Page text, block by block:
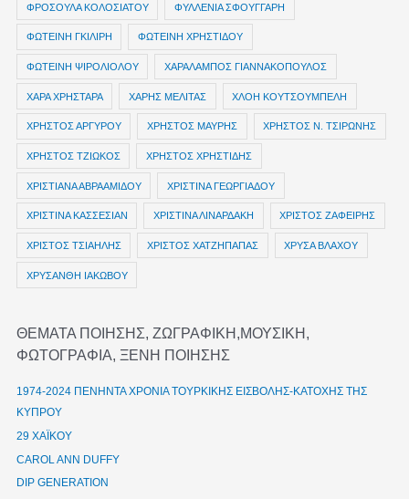
ΦΡΟΣΟΥΛΑ ΚΟΛΟΣΙΑΤΟΥ ΦΥΛΛΕΝΙΑ ΣΦΟΥΓΓΑΡΗ
ΦΩΤΕΙΝΗ ΓΚΙΛΙΡΗ ΦΩΤΕΙΝΗ ΧΡΗΣΤΙΔΟΥ
ΦΩΤΕΙΝΗ ΨΙΡΟΛΙΟΛΟΥ ΧΑΡΑΛΑΜΠΟΣ ΓΙΑΝΝΑΚΟΠΟΥΛΟΣ
ΧΑΡΑ ΧΡΗΣΤΑΡΑ ΧΑΡΗΣ ΜΕΛΙΤΑΣ ΧΛΟΗ ΚΟΥΤΣΟΥΜΠΕΛΗ
ΧΡΗΣΤΟΣ ΑΡΓΥΡΟΥ ΧΡΗΣΤΟΣ ΜΑΥΡΗΣ ΧΡΗΣΤΟΣ Ν. ΤΣΙΡΩΝΗΣ
ΧΡΗΣΤΟΣ ΤΖΙΩΚΟΣ ΧΡΗΣΤΟΣ ΧΡΗΣΤΙΔΗΣ
ΧΡΙΣΤΙΑΝΑ ΑΒΡΑΑΜΙΔΟΥ ΧΡΙΣΤΙΝΑ ΓΕΩΡΓΙΑΔΟΥ
ΧΡΙΣΤΙΝΑ ΚΑΣΣΕΣΙΑΝ ΧΡΙΣΤΙΝΑ ΛΙΝΑΡΔΑΚΗ ΧΡΙΣΤΟΣ ΖΑΦΕΙΡΗΣ
ΧΡΙΣΤΟΣ ΤΣΙΑΗΛΗΣ ΧΡΙΣΤΟΣ ΧΑΤΖΗΠΑΠΑΣ ΧΡΥΣΑ ΒΛΑΧΟΥ
ΧΡΥΣΑΝΘΗ ΙΑΚΩΒΟΥ
ΘΕΜΑΤΑ ΠΟΙΗΣΗΣ, ΖΩΓΡΑΦΙΚΗ,ΜΟΥΣΙΚΗ,
ΦΩΤΟΓΡΑΦΙΑ, ΞΕΝΗ ΠΟΙΗΣΗΣ
1974-2024 ΠΕΝΗΝΤΑ ΧΡΟΝΙΑ ΤΟΥΡΚΙΚΗΣ ΕΙΣΒΟΛΗΣ-ΚΑΤΟΧΗΣ ΤΗΣ
ΚΥΠΡΟΥ
29 ΧΑΪΚΟΥ
CAROL ANN DUFFY
DIP GENERATION